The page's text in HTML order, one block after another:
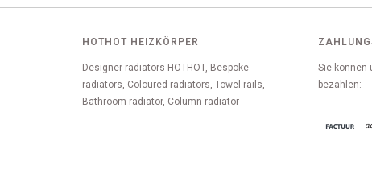
HOTHOT HEIZKÖRPER
Designer radiators HOTHOT, Bespoke
radiators, Coloured radiators, Towel rails,
Bathroom radiator, Column radiator
Sie können
bezahlen: